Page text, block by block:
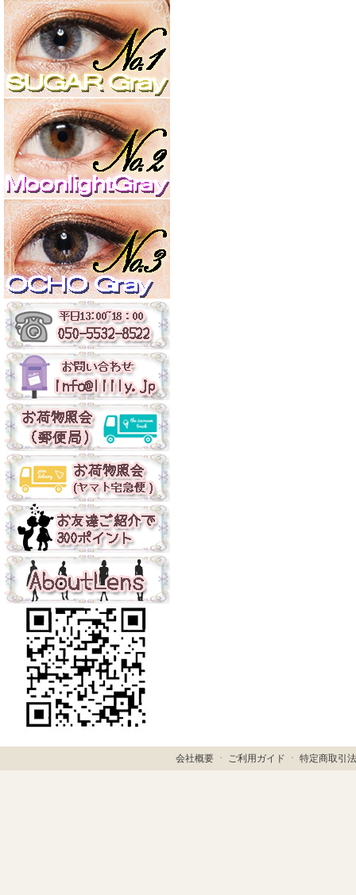
会社概要 ㆍ ご利用ガイド ㆍ特定商取引